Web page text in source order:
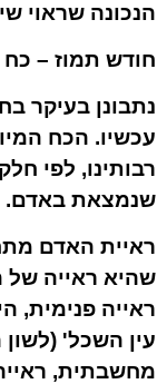
הנכונה שראוי
חודש תמוז – כח
נתבונן בעיקר
עכשיו. הכח
רבותינו, לפי
שנמצאת באדם.
ראיית האדם
שהיא ראייה של
ראייה פנימית,
עין השכל' (לשון
מחשבתית,